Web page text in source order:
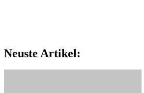
Neuste Artikel: